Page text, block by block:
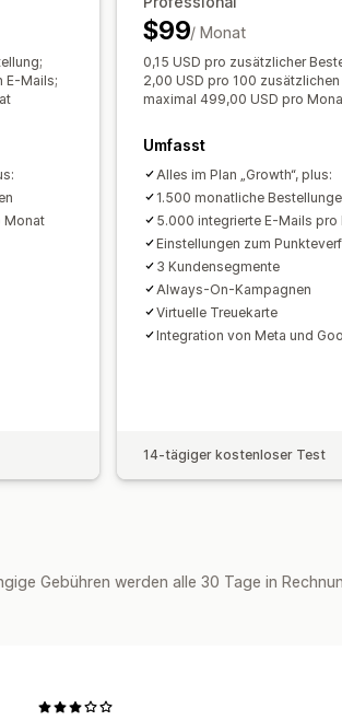
E-Mails;
Monat
$99/ Monat
0,15 USD pro zusätzlicher
2,00 USD pro 100
maximal 499,00 USD pro
Umfasst
Alles im Plan „Growth“, plus:
1.500 monatliche
5.000 integrierte E-Mails pro
Einstellungen zum
3 Kundensegmente
Always-On-Kampagnen
Virtuelle Treuekarte
Integration von Meta und
14-tägiger kostenloser Test
Gebühren werden alle 30 Tage in